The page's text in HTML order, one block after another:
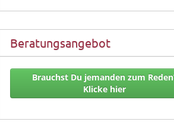
Beratungsangebot
Brauchst Du jemanden zum
Klicke hier